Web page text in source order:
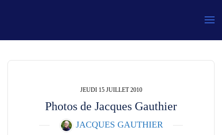
JEUDI 15 JUILLET 2010
Photos de Jacques Gauthier
JACQUES GAUTHIER